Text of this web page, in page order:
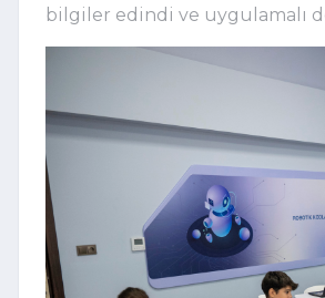
bilgiler edindi ve uygulamalı